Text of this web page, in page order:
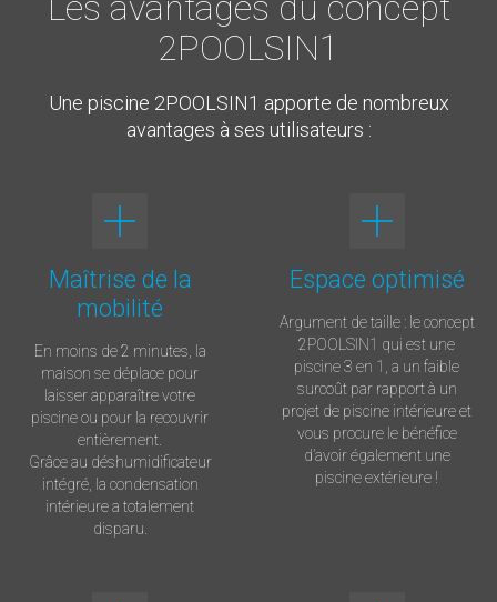
2POOLSIN1
Une piscine 2POOLSIN1 apporte de nombreux
avantages à ses utilisateurs :
Maîtrise de la
mobilité
En moins de 2 minutes, la
maison se déplace pour
laisser apparaître votre
piscine ou pour la recouvrir
entièrement.
Grâce au déshumidificateur
intégré, la condensation
intérieure a totalement
disparu.
Espace optimisé
Argument de taille : le concept
2POOLSIN1 qui est une
piscine 3 en 1, a un faible
surcoût par rapport à un
projet de piscine intérieure et
vous procure le bénéfice
d’avoir également une
piscine extérieure !